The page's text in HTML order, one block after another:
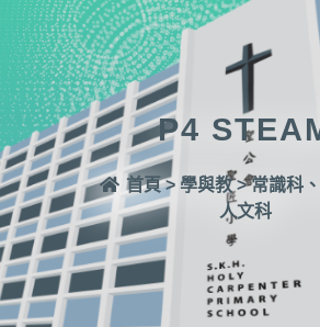
P4
首頁 > 學與教 > 常識科
人文科